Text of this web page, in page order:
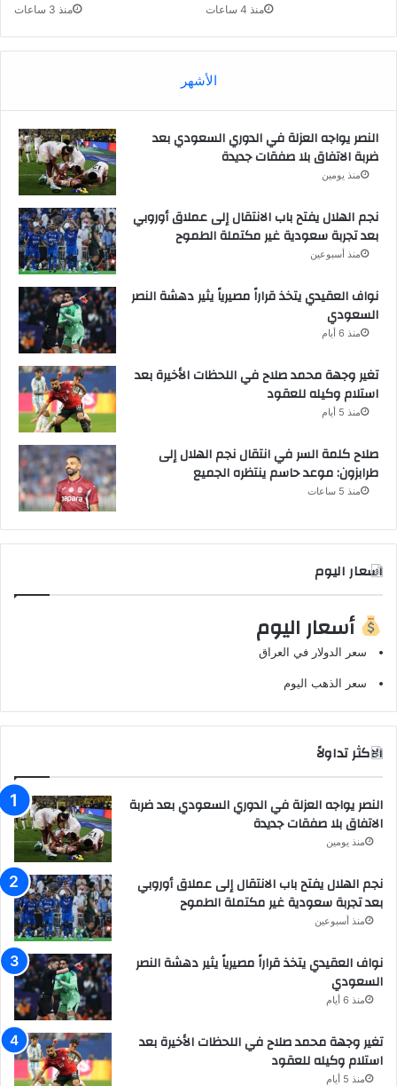
منذ 3 ساعات منذ 4 ساعات
الأشهر
النصر يواجه العزلة في الدوري السعودي بعد
ضربة الاتفاق بلا صفقات جديدة
منذ يومين
نجم الهلال يفتح باب الانتقال إلى عملاق أوروبي
بعد تجربة سعودية غير مكتملة الطموح
منذ أسبوعين
نواف العقيدي يتخذ قراراً مصيرياً يثير دهشة النصر
السعودي
منذ 6 أيام
تغير وجهة محمد صلاح في اللحظات الأخيرة بعد
استلام وكيله للعقود
منذ 5 أيام
صلاح كلمة السر في انتقال نجم الهلال إلى
طرابزون: موعد حاسم ينتظره الجميع
منذ 5 ساعات
اسعار اليوم
أسعار اليوم
سعر الدولار في العراق
سعر الذهب اليوم
الاكثر تداولاً
النصر يواجه العزلة في الدوري السعودي بعد ضربة
الاتفاق بلا صفقات جديدة
منذ يومين
نجم الهلال يفتح باب الانتقال إلى عملاق أوروبي
بعد تجربة سعودية غير مكتملة الطموح
منذ أسبوعين
نواف العقيدي يتخذ قراراً مصيرياً يثير دهشة النصر
السعودي
منذ 6 أيام
تغير وجهة محمد صلاح في اللحظات الأخيرة بعد
استلام وكيله للعقود
منذ 5 أيام